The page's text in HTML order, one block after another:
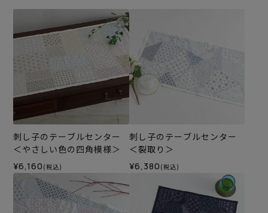
刺し子のテーブルセンター
＜やさしい色の四角模様＞
¥6,160 (税込)
刺し子のテーブルセンター
＜裂取り＞
¥6,380 (税込)